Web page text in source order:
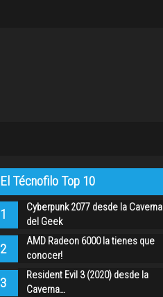
El Técnofilo Top 10
1
Cyberpunk 2077 desde la Caverna
del Geek
2
AMD Radeon 6000 la tienes que
conocer!
3
Resident Evil 3 (2020) desde la
Caverna…